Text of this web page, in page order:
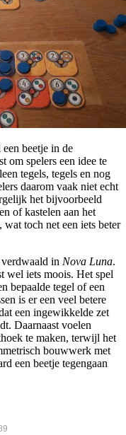
beetje in de
om spelers een idee te
tegels, tegels en nog
daarom vaak niet echt
het bijvoorbeeld
of kastelen aan het
toch net een iets beter
verdwaald in Nova Luna.
wel iets moois. Het spel
bepaalde tegel of een
is er een veel betere
een ingewikkelde zet
Daarnaast voelen
te maken, terwijl het
bouwwerk met
een beetje tegengaan